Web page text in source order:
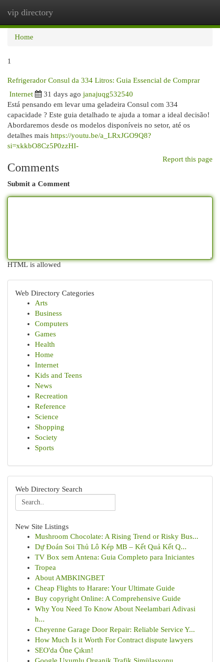
vip directory
Home
1
Refrigerador Consul da 334 Litros: Guia Essencial de Comprar
Internet 31 days ago janajuqg532540
Está pensando em levar uma geladeira Consul com 334
capacidade ? Este guia detalhado te ajuda a tomar a ideal decisão!
Abordaremos desde os modelos disponíveis no setor, até os
detalhes mais https://youtu.be/a_LRxJGO9Q8?
si=xkkbO8Cz5P0zzHI-
Report this page
Comments
Submit a Comment
HTML is allowed
Web Directory Categories
Arts
Business
Computers
Games
Health
Home
Internet
Kids and Teens
News
Recreation
Reference
Science
Shopping
Society
Sports
Web Directory Search
New Site Listings
Mushroom Chocolate: A Rising Trend or Risky Bus...
Dự Đoán Soi Thủ Lô Kép MB – Kết Quả Kết Q...
TV Box sem Antena: Guia Completo para Iniciantes
Tropea
About AMBKINGBET
Cheap Flights to Harare: Your Ultimate Guide
Buy copyright Online: A Comprehensive Guide
Why You Need To Know About Neelambari Adivasi
h...
Cheyenne Garage Door Repair: Reliable Service Y...
How Much Is it Worth For Contract dispute lawyers
SEO'da Öne Çıkın!